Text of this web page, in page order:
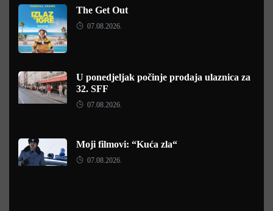
The Get Out
07.08.2026.
U ponedjeljak počinje prodaja ulaznica za
32. SFF
07.08.2026.
Moji filmovi: “Kuća zla“
07.08.2026.